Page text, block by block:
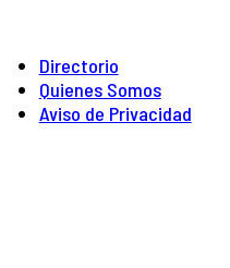
Directorio
Quienes Somos
Aviso de Privacidad